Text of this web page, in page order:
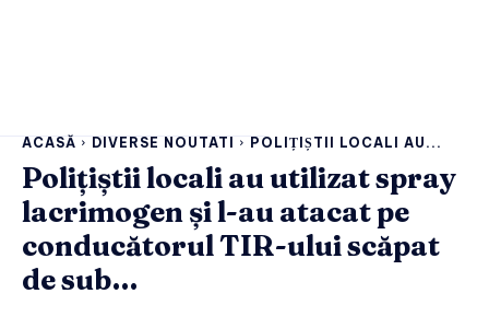
ACASĂ DIVERSE NOUTATI POLIȚIȘTII LOCALI AU...
Polițiștii locali au utilizat spray
lacrimogen și l-au atacat pe
conducătorul TIR-ului scăpat
de sub…